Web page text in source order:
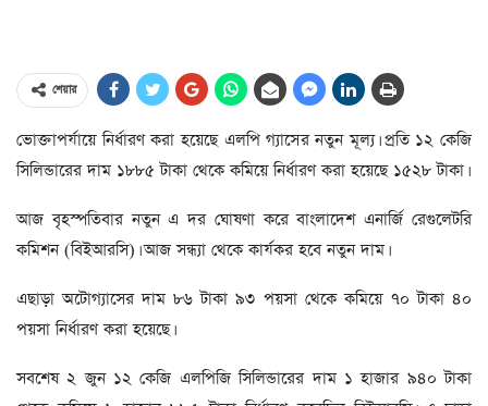
শেয়ার
ভোক্তাপর্যায়ে নির্ধারণ করা হয়েছে এলপি গ্যাসের নতুন মূল্য। প্রতি ১২ কেজি
সিলিন্ডারের দাম ১৮৮৫ টাকা থেকে কমিয়ে নির্ধারণ করা হয়েছে ১৫২৮ টাকা।
আজ বৃহস্পতিবার নতুন এ দর ঘোষণা করে বাংলাদেশ এনার্জি রেগুলেটরি
কমিশন (বিইআরসি)। আজ সন্ধ্যা থেকে কার্যকর হবে নতুন দাম।
এছাড়া অটোগ্যাসের দাম ৮৬ টাকা ৯৩ পয়সা থেকে কমিয়ে ৭০ টাকা ৪০
পয়সা নির্ধারণ করা হয়েছে।
সবশেষ ২ জুন ১২ কেজি এলপিজি সিলিন্ডারের দাম ১ হাজার ৯৪০ টাকা